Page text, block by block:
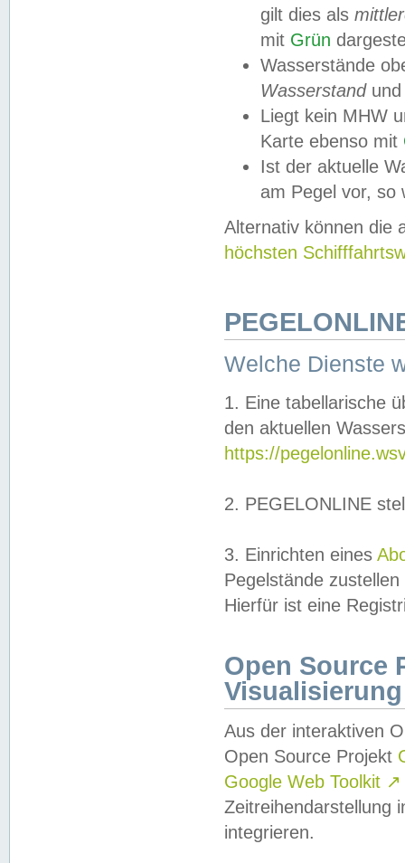
gilt dies als
mit Grün
Wasserstände
Wasserstandund
Liegt kein MHW
Karte ebenso mit
Ist der aktuelle
am Pegel vor,
Alternativ können die
höchsten
Welche Dienste
1. Eine tabellarische
den aktuellen
https://
2. PEGELONLINE
3. Einrichten eines
Pegelstände
Hierfür ist eine
Open Source
Visualisierung
Aus der interaktiven
Open Source Projekt
Google Web Toolkit ↗
Zeitreihendarstellung
integrieren.